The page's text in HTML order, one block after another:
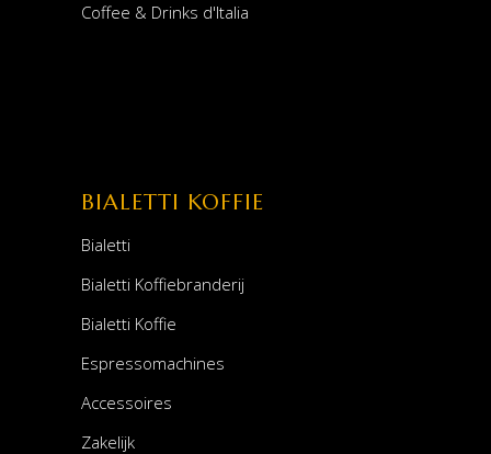
Coffee & Drinks d'Italia
BIALETTI KOFFIE
Bialetti
Bialetti Koffiebranderij
Bialetti Koffie
Espressomachines
Accessoires
Zakelijk